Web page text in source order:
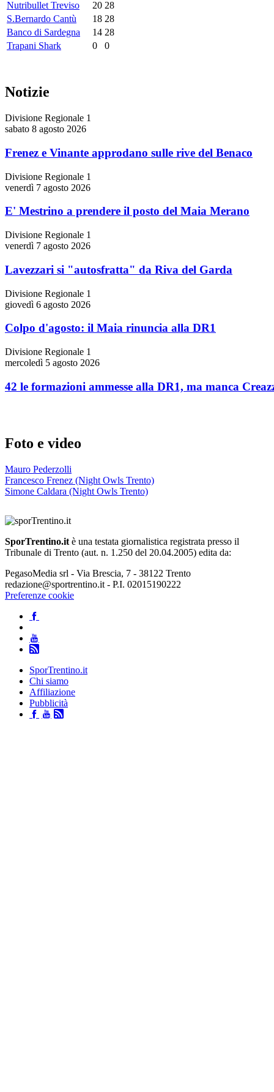
Nutribullet Treviso 20 28
S.Bernardo Cantù
18 28
Banco di Sardegna
14 28
Trapani Shark
0 0
Notizie
Divisione Regionale 1
sabato 8 agosto 2026
Frenez e Vinante approdano sulle rive del Benaco
Divisione Regionale 1
venerdì 7 agosto 2026
E' Mestrino a prendere il posto del Maia Merano
Divisione Regionale 1
venerdì 7 agosto 2026
Lavezzari si "autosfratta" da Riva del Garda
Divisione Regionale 1
giovedì 6 agosto 2026
Colpo d'agosto: il Maia rinuncia alla DR1
Divisione Regionale 1
mercoledì 5 agosto 2026
42 le formazioni ammesse alla DR1, ma manca
Foto e video
Mauro Pederzolli
Francesco Frenez (Night Owls Trento)
Simone Caldara (Night Owls Trento)
SporTrentino.it è una testata giornalistica registrata presso il
Tribunale di Trento (aut. n. 1.250 del 20.04.2005) edita da:
PegasoMedia srl - Via Brescia, 7 - 38122 Trento
redazione@sportrentino.it - P.I. 02015190222
Preferenze cookie
SporTrentino.it
Chi siamo
Affiliazione
Pubblicità